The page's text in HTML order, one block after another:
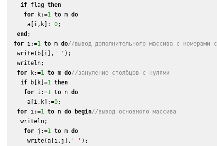
if flag then
for k:=1 to m do
     a[i,k]:=
0;
end ;
for i:=1 to m do//вывод дополнительного массива с номерами
  write(b[i],
' ' );
  writeln;
for k:=1 to m do//зануление столбцов с нулями
if b[k]=1
then
for i:=1 to n do
     a[i,k]:=
0;
for i:=1 to n do begin//вывод основного массива
   writeln;
for j:=1 to m do
     write(a[i,j],
' ' );